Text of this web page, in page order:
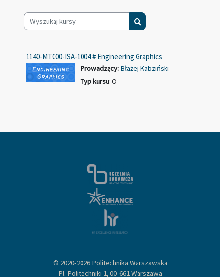
Wyszukaj kursy
Wyszukaj kursy
1140-MT000-ISA-1004 # Engineering Graphics
Prowadzący: Błażej Kabziński
Typ kursu:O
© 2020-2026 Politechnika Warszawska
Pl. Politechniki 1, 00-661 Warszawa